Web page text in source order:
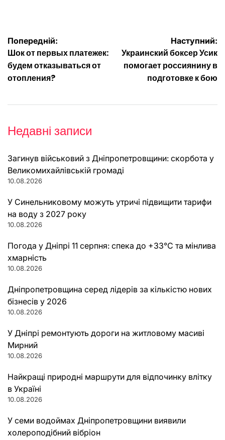
Навігація
записів
Попередній:
Шок от первых платежек:
будем отказываться от
отопления?
Наступний:
Украинский боксер Усик
помогает россиянину в
подготовке к бою
Недавні записи
Загинув військовий з Дніпропетровщини: скорбота у
Великомихайлівській громаді
10.08.2026
У Синельниковому можуть утричі підвищити тарифи
на воду з 2027 року
10.08.2026
Погода у Дніпрі 11 серпня: спека до +33°C та мінлива
хмарність
10.08.2026
Дніпропетровщина серед лідерів за кількістю нових
бізнесів у 2026
10.08.2026
У Дніпрі ремонтують дороги на житловому масиві
Мирний
10.08.2026
Найкращі природні маршрути для відпочинку влітку
в Україні
10.08.2026
У семи водоймах Дніпропетровщини виявили
холероподібний вібріон